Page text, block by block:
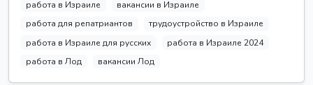
работа в Израиле
вакансии в Израиле
работа для репатриантов
трудоустройство в Израиле
работа в Израиле для русских
работа в Израиле 2024
работа в Лод
вакансии Лод